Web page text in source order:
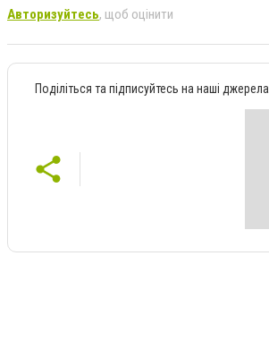
Авторизуйтесь, щоб оцінити
Поділіться та підписуйтесь на наші джерела